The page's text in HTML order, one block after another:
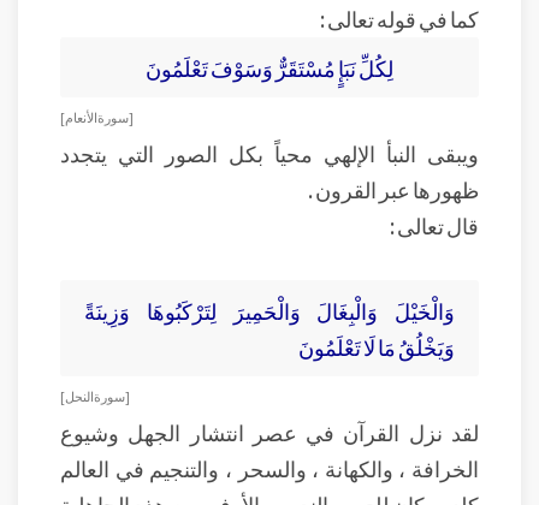
كما في قوله تعالى :
لِكُلِّ نَبَإٍ مُسْتَقَرٌّ وَسَوْفَ تَعْلَمُونَ
[ سورة الأنعام ]
ويبقى النبأ الإلهي محياً بكل الصور التي يتجدد
ظهورها عبر القرون .
قال تعالى :
وَالْخَيْلَ وَالْبِغَالَ وَالْحَمِيرَ لِتَرْكَبُوهَا وَزِينَةً
وَيَخْلُقُ مَا لَا تَعْلَمُونَ
[ سورة النحل ]
لقد نزل القرآن في عصر انتشار الجهل وشيوع
الخرافة ، والكهانة ، والسحر ، والتنجيم في العالم